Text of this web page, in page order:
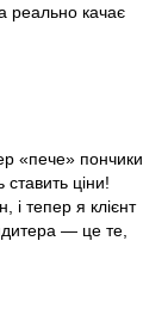
реально качає
«пече» пончики
ціни!
і тепер я клієнт
— це те,